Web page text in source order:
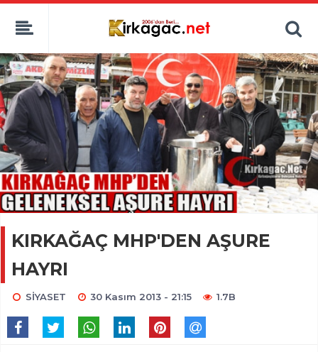
KIRKAĞAÇ MHP'DEN AŞURE
HAYRI
SİYASET 30 Kasım 2013 - 21:15 1.7B